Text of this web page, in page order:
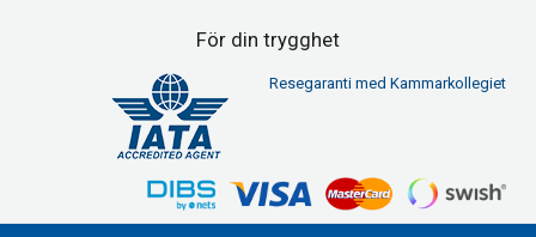
För din trygghet
Resegaranti med Kammarkollegiet